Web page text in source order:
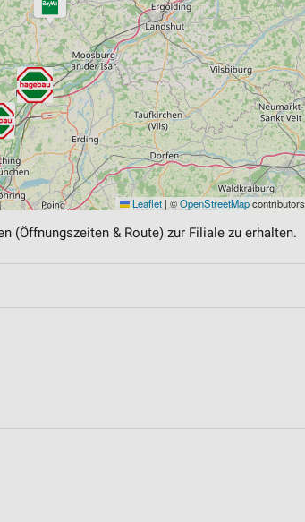
Leaflet |©OpenStreetMapcontributors
(Öffnungszeiten & Route) zur Filiale zu erhalten.